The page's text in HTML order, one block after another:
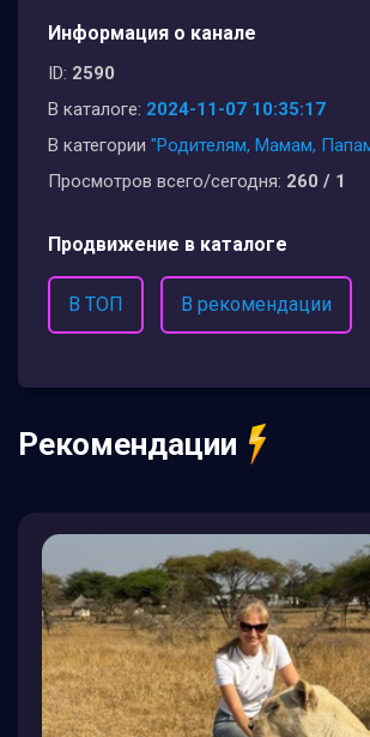
Информация о канале
ID: 2590
В каталоге: 2024-11-07 10:35:17
В категории "Родителям, Мамам,
Просмотров всего/сегодня: 260 / 1
Продвижение в каталоге
В ТОП В рекомендации
Рекомендации